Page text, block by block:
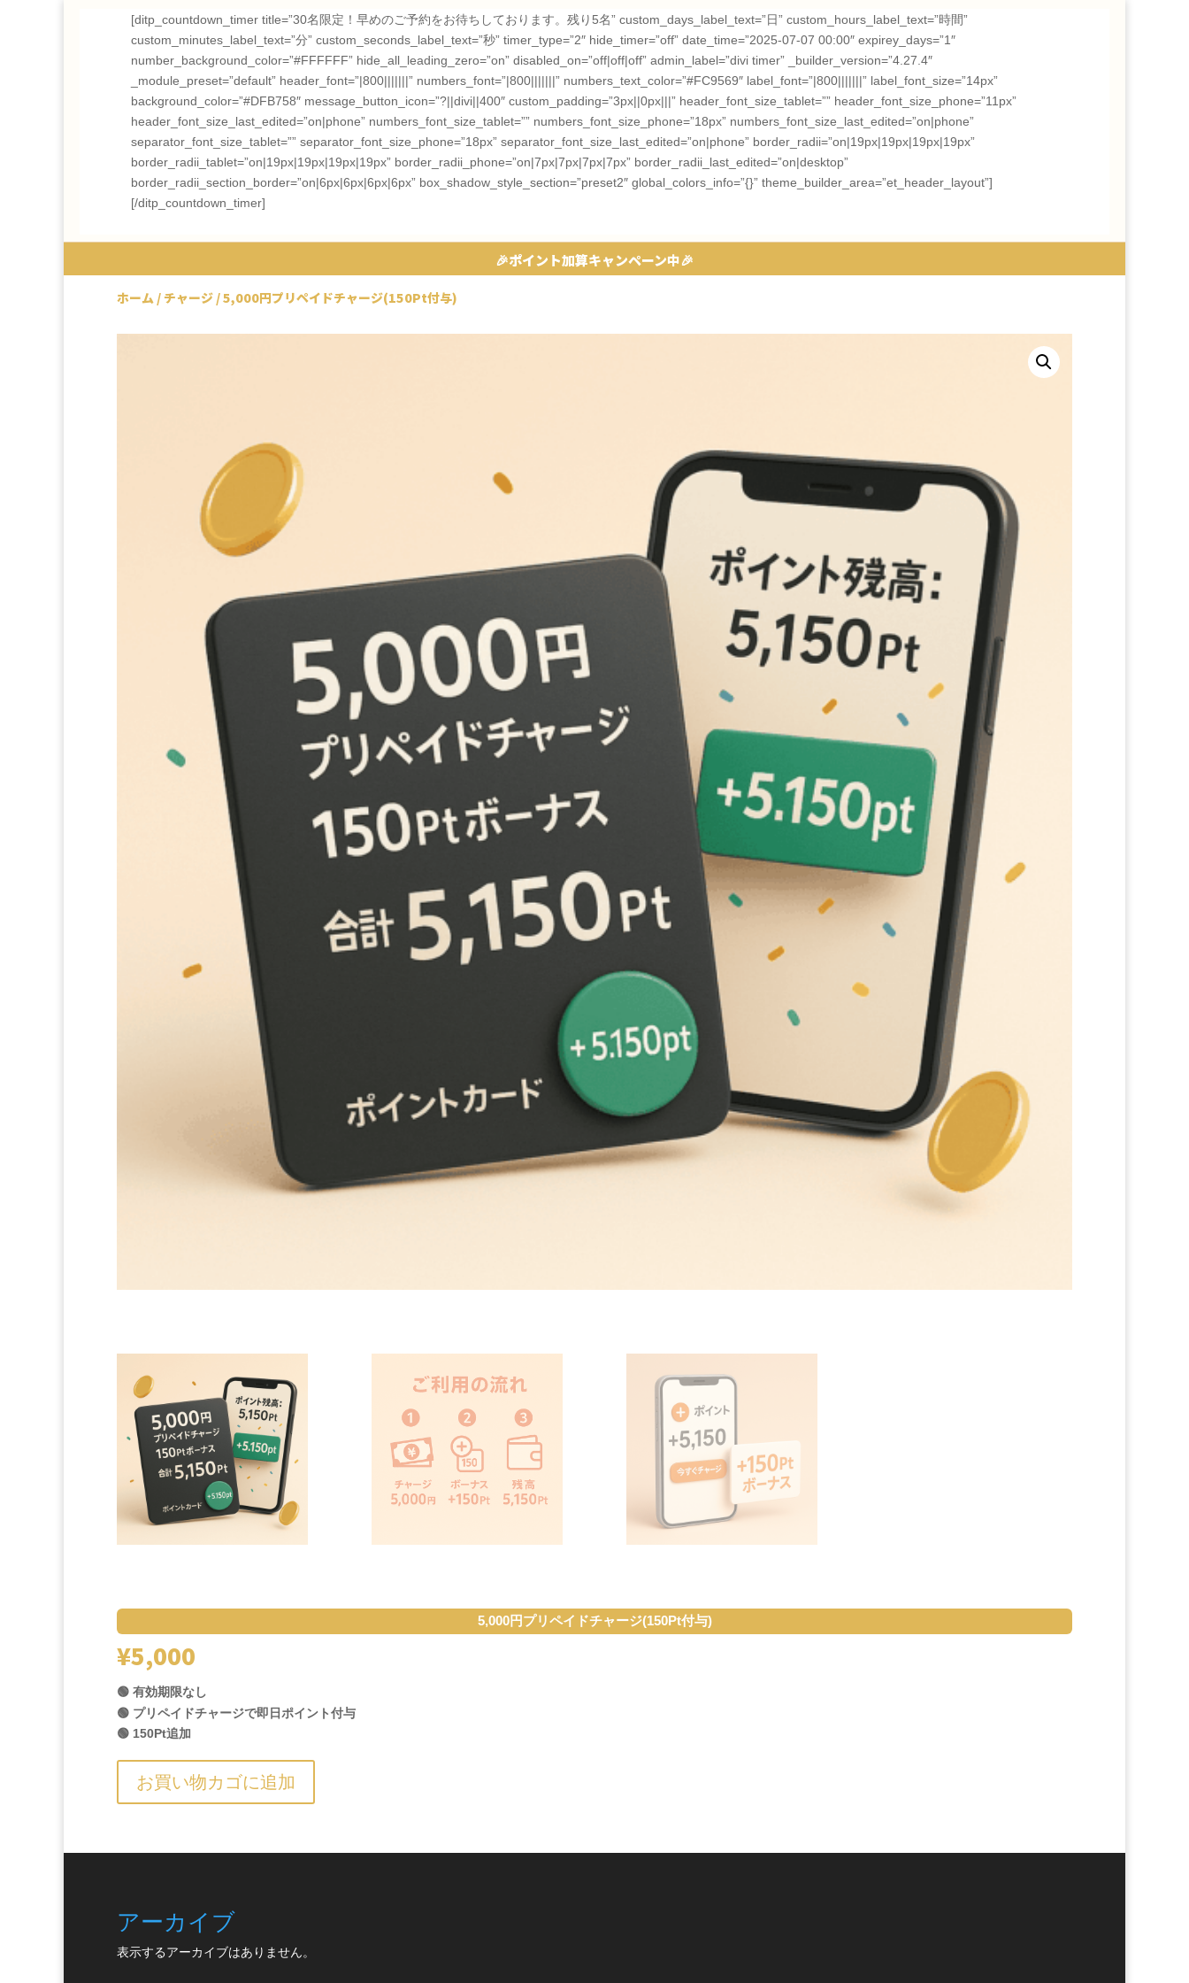
[ditp_countdown_timer title=”30名限定！早めのご予約をお待ちしております。残り5名” custom_days_label_text=”日” custom_hours_label_text=”時間”
custom_minutes_label_text=”分” custom_seconds_label_text=”秒” timer_type=”2″ hide_timer=”off” date_time=”2025-07-07 00:00″ expirey_days=”1″
number_background_color=”#FFFFFF” hide_all_leading_zero=”on” disabled_on=”off|off|off” admin_label=”divi timer” _builder_version=”4.27.4″
_module_preset=”default” header_font=”|800|||||||” numbers_font=”|800|||||||” numbers_text_color=”#FC9569″ label_font=”|800|||||||” label_font_size=”14px”
background_color=”#DFB758″ message_button_icon=”?||divi||400″ custom_padding=”3px||0px|||” header_font_size_tablet=”” header_font_size_phone=”11px”
header_font_size_last_edited=”on|phone” numbers_font_size_tablet=”” numbers_font_size_phone=”18px” numbers_font_size_last_edited=”on|phone”
separator_font_size_tablet=”” separator_font_size_phone=”18px” separator_font_size_last_edited=”on|phone” border_radii=”on|19px|19px|19px|19px”
border_radii_tablet=”on|19px|19px|19px|19px” border_radii_phone=”on|7px|7px|7px|7px” border_radii_last_edited=”on|desktop”
border_radii_section_border=”on|6px|6px|6px|6px” box_shadow_style_section=”preset2″ global_colors_info=”{}” theme_builder_area=”et_header_layout”]
[/ditp_countdown_timer]
🎉ポイント加算キャンペーン中🎉
ホーム / チャージ / 5,000円プリペイドチャージ(150Pt付与)
5,000円プリペイドチャージ(150Pt付与)
¥5,000
🟢 有効期限なし
🟢 プリペイドチャージで即日ポイント付与
🟢 150Pt追加
お買い物カゴに追加
アーカイブ
表示するアーカイブはありません。